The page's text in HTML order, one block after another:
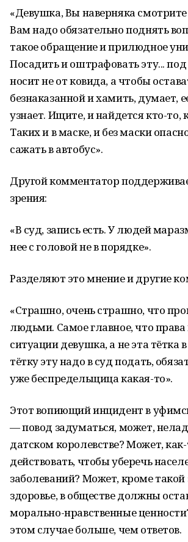
«Девушка, Вы наверняка смотрите
Вам надо обязательно поднять
такое обращение и прилюдное
Посадить и оштрафовать эту...
носит не от ковида, а чтобы
безнаказанной и хамить, думает,
узнает. Ищите, и найдется кто-то,
Таких и в маске, и без маски
сажать в автобус».
Другой комментатор
зрения:
«В суд, запись есть. У людей
нее с головой не в порядке».
Разделяют это мнение и другие
«Страшно, очень страшно, что
людьми. Самое главное, что права
ситуации девушка, а не эта тётка
тётку эту надо в суд подать,
уже беспредельщица какая-то».
Этот вопиющий инцидент в
— повод задуматься, может,
датском королевстве? Может,
действовать, чтобы уберечь
заболеваний? Может, кроме такой
здоровье, в обществе должны
морально-нравственные
этом случае больше, чем ответов.